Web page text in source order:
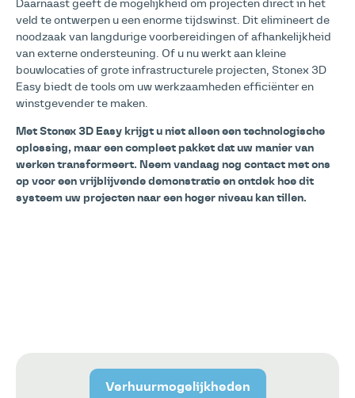
Daarnaast geeft de mogelijkheid om projecten direct in het
veld te ontwerpen u een enorme tijdswinst. Dit elimineert de
noodzaak van langdurige voorbereidingen of afhankelijkheid
van externe ondersteuning. Of u nu werkt aan kleine
bouwlocaties of grote infrastructurele projecten, Stonex 3D
Easy biedt de tools om uw werkzaamheden efficiënter en
winstgevender te maken.
Met Stonex 3D Easy krijgt u niet alleen een technologische
oplossing, maar een compleet pakket dat uw manier van
werken transformeert. Neem vandaag nog contact met ons
op voor een vrijblijvende demonstratie en ontdek hoe dit
systeem uw projecten naar een hoger niveau kan tillen.
Verhuurmogelijkheden